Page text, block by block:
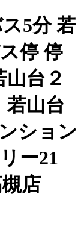
5分 若
停 停
台２
若山台
ション
ー21
店